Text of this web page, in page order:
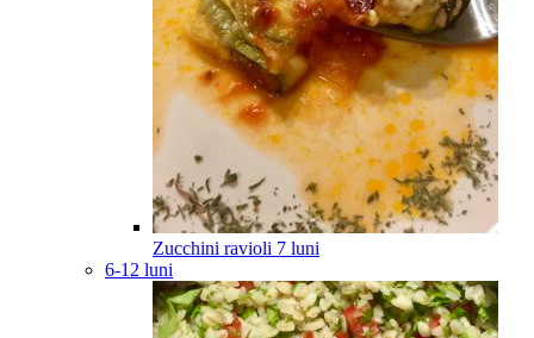
Zucchini ravioli 7 luni
6-12 luni